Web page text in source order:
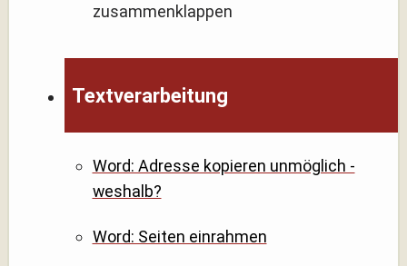
zusammenklappen
Textverarbeitung
Word: Adresse kopieren unmöglich -
weshalb?
Word: Seiten einrahmen